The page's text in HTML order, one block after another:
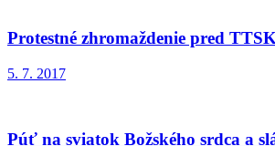
Protestné zhromaždenie pred
5. 7. 2017
Púť na sviatok Božského srdca a